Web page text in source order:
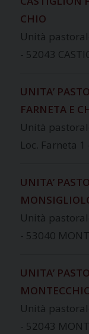
CHIO
Unità
- 52043
UNITA’
FARNETA E
Unità
Loc. Farneta 1
UNITA’
Unità
- 53040
UNITA’
Unità
- 52043